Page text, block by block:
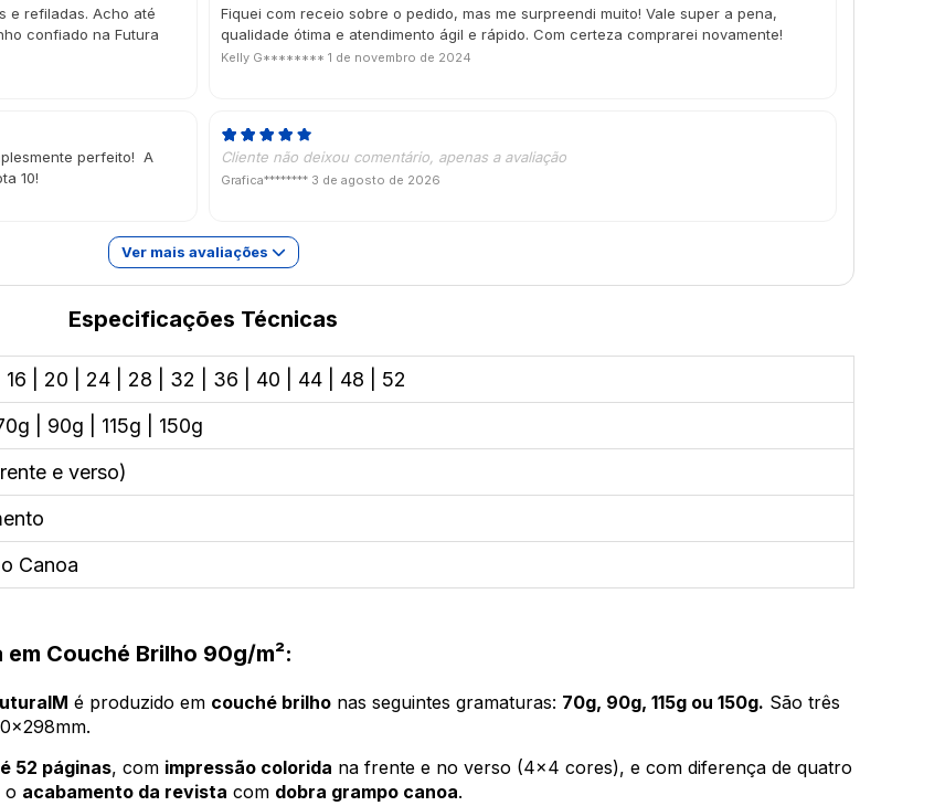
e refiladas. Acho até
confiado na Futura
Fiquei com receio sobre o pedido, mas me surpreendi muito! Vale super a pena,
qualidade ótima e atendimento ágil e rápido. Com certeza comprarei novamente!
Kelly G******** 1 de novembro de 2024
perfeito! A
10!
Cliente não deixou comentário, apenas a avaliação
Grafica******** 3 de agosto de 2026
Ver mais avaliações
Especificações Técnicas
16 | 20 | 24 | 28 | 32 | 36 | 40 | 44 | 48 | 52
| 90g | 115g | 150g
e verso)
Canoa
Couché Brilho 90g/m²:
é produzido em couché brilho nas seguintes gramaturas: 70g, 90g, 115g ou 150g. São três
52 páginas, com impressão colorida na frente e no verso (4x4 cores), e com diferença de quatro
o acabamento da revista com dobra grampo canoa.